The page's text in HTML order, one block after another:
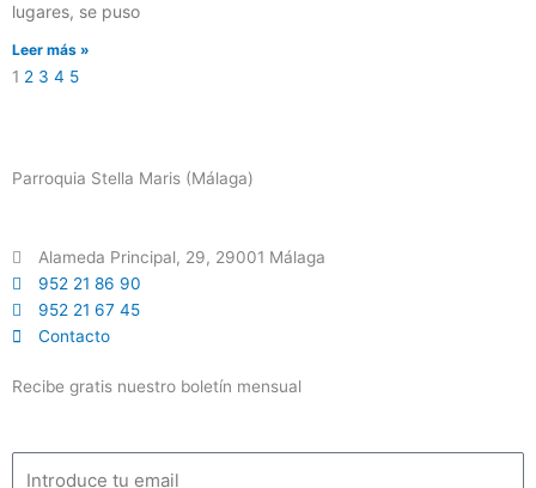
lugares, se puso
Leer más »
1 2 3 4 5
Parroquia Stella Maris (Málaga)
Alameda Principal, 29, 29001 Málaga
952 21 86 90
952 21 67 45
Contacto
Recibe gratis nuestro boletín mensual